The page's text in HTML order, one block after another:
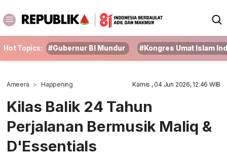
Hot Topics: #Gubernur BI Mundur #Kongres Umat Islam
Ameera Happening Kamis , 04 Jun 2026, 12:46 WIB
Kilas Balik 24 Tahun
Perjalanan Bermusik Maliq &
D'Essentials